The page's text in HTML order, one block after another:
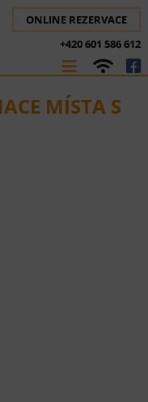
ONLINE REZERVACE
+420 601 586 612
MÍSTA S